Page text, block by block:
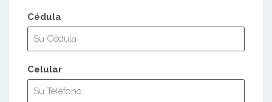
Cédula
Celular